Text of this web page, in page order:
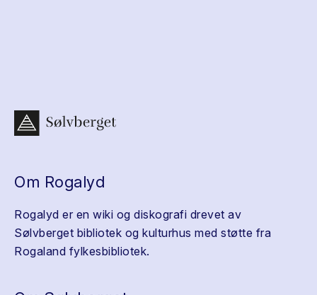
Om Rogalyd
Rogalyd er en wiki og diskografi drevet av
Sølvberget bibliotek og kulturhus med støtte fra
Rogaland fylkesbibliotek.